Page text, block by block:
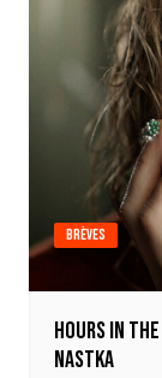
Brèves
Hours in
Nastka